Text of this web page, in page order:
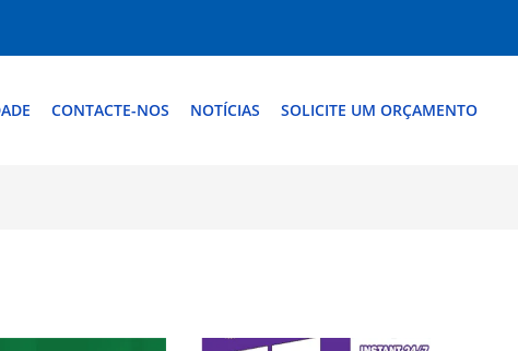
CONTACTE-NOS NOTÍCIAS SOLICITE UM ORÇAMENTO